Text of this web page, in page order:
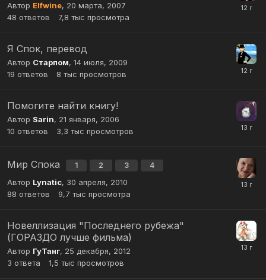
Автор Elfwine, 20 марта, 2007
48 ответов 7,8 тыс просмотра
Я Спок, перевод
Автор Старпом, 14 июля, 2009
19 ответов 8 тыс просмотров
Помогите найти книгу!
Автор Sarin, 21 января, 2006
10 ответов 3,3 тыс просмотров
Мир Спока 1 2 3 4
Автор Lynatic, 30 апреля, 2010
88 ответов 9,7 тыс просмотра
Новеллизация "Последнего рубежа"
(ГОРАЗДО лучше фильма)
Автор ГуТанг, 25 декабря, 2012
3 ответа 1,5 тыс просмотров